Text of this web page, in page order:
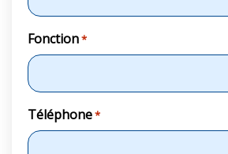
Fonction*
Téléphone*